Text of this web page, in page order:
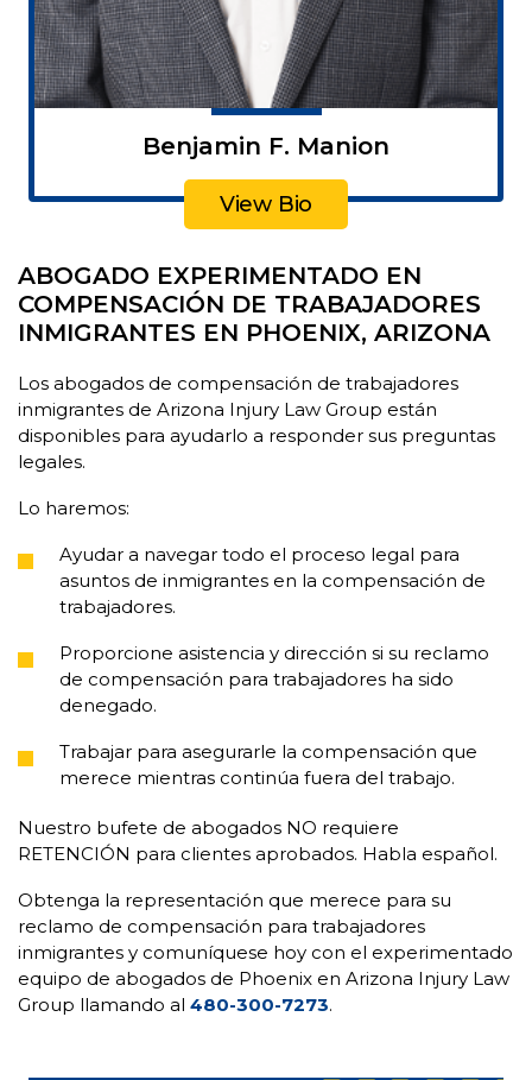
Benjamin F. Manion
View Bio
ABOGADO EXPERIMENTADO EN
COMPENSACIÓN DE TRABAJADORES
INMIGRANTES EN PHOENIX, ARIZONA
Los abogados de compensación de trabajadores
inmigrantes de Arizona Injury Law Group están
disponibles para ayudarlo a responder sus preguntas
legales.
Lo haremos:
Ayudar a navegar todo el proceso legal para
asuntos de inmigrantes en la compensación de
trabajadores.
Proporcione asistencia y dirección si su reclamo
de compensación para trabajadores ha sido
denegado.
Trabajar para asegurarle la compensación que
merece mientras continúa fuera del trabajo.
Nuestro bufete de abogados NO requiere
RETENCIÓN para clientes aprobados. Habla español.
Obtenga la representación que merece para su
reclamo de compensación para trabajadores
inmigrantes y comuníquese hoy con el experimentado
equipo de abogados de Phoenix en Arizona Injury Law
Group llamando al 480-300-7273.